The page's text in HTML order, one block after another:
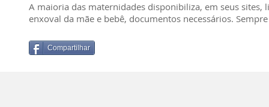
A maioria das maternidades disponibiliza, em seus
enxoval da mãe e bebê, documentos necessários.
Compartilhar